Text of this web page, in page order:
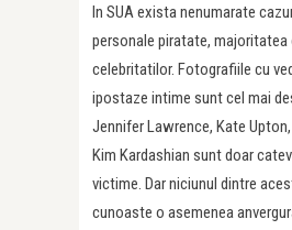
In SUA exista nenumarate
personale piratate, majoritatea
celebritatilor. Fotografiile cu
ipostaze intime sunt cel mai
Jennifer Lawrence, Kate
Kim Kardashian sunt doar
victime. Dar niciunul dintre
cunoaste o asemenea